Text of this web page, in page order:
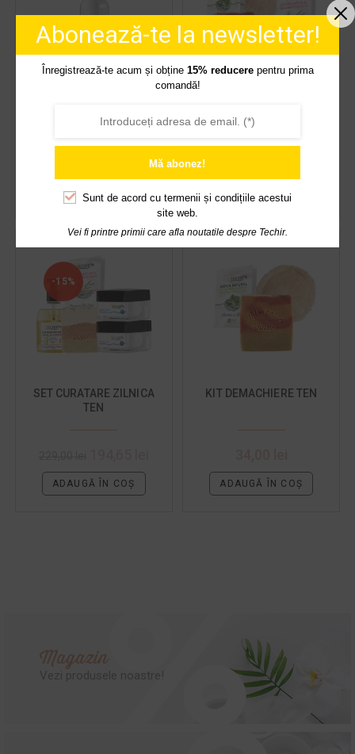
DAMASC
ADAUGĂ ÎN COȘ
-15%
SET CURATARE ZILNICA
TEN
ADAUGĂ ÎN COȘ
KIT DEMACHIERE TEN
ADAUGĂ ÎN COȘ
Magazin
Vezi produsele noastre!
Abonează-te la newsletter!
Înregistrează-te acum și obține 15% reducerepentru prima
comandă!
Mă abonez!
Sunt de acord cu termenii și condițiile acestui
site web.
Vei fi printre primii care afla noutatile despre Techir.